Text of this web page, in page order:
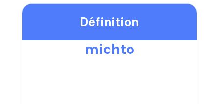
Définition
michto